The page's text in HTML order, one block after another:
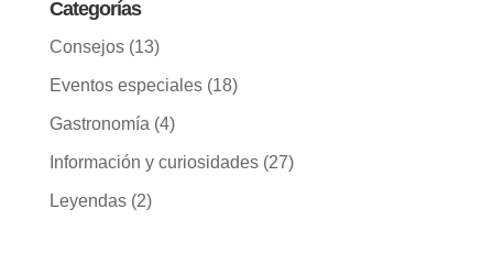
Categorías
Consejos(13)
Eventos especiales(18)
Gastronomía (4)
Información y curiosidades(27)
Leyendas(2)